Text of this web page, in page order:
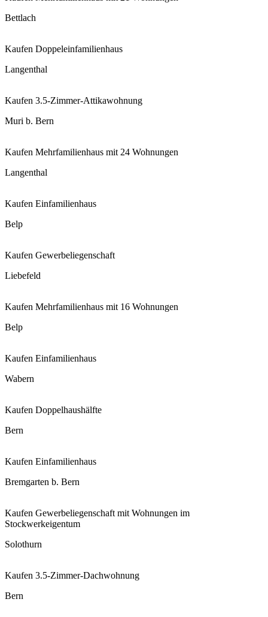
Bettlach
Kaufen Doppeleinfamilienhaus
Langenthal
Kaufen 3.5-Zimmer-Attikawohnung
Muri b. Bern
Kaufen Mehrfamilienhaus mit 24 Wohnungen
Langenthal
Kaufen Einfamilienhaus
Belp
Kaufen Gewerbeliegenschaft
Liebefeld
Kaufen Mehrfamilienhaus mit 16 Wohnungen
Belp
Kaufen Einfamilienhaus
Wabern
Kaufen Doppelhaushälfte
Bern
Kaufen Einfamilienhaus
Bremgarten b. Bern
Kaufen Gewerbeliegenschaft mit Wohnungen im
Stockwerkeigentum
Solothurn
Kaufen 3.5-Zimmer-Dachwohnung
Bern